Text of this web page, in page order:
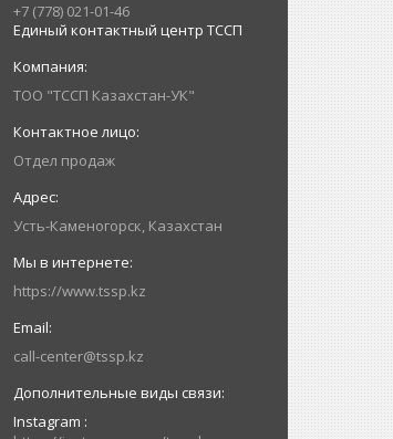
+7 (778) 021-01-46
Единый контактный центр ТССП
ТОО "ТССП Казахстан-УК"
Отдел продаж
Усть-Каменогорск, Казахстан
https://www.tssp.kz
call-center@tssp.kz
Instagram